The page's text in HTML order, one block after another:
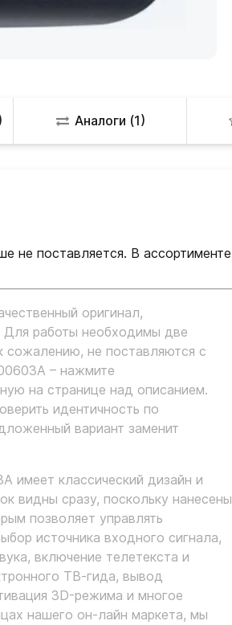
Аналоги (1)
не поставляется. В ассортименте
оригинал,
Для работы необходимы две
сожалению, не поставляются с
– нажмите
на странице над описанием.
идентичность по
вариант заменит
имеет классический дизайн и
видны сразу, поскольку нанесены
позволяет управлять
источника входного сигнала,
включение телетекста и
ТВ-гида, вывод
3D-режима и многое
нашего он-лайн маркета, мы